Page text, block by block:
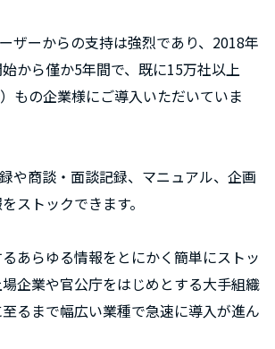
ザーからの支持は強烈であり、2018年
から僅か5年間で、既に15万社以上
もの企業様にご導入いただいていま
や商談・面談記録、マニュアル、企画
ストックできます。
あらゆる情報をとにかく簡単にストッ
企業や官公庁をはじめとする大手組織
るまで幅広い業種で急速に導入が進ん